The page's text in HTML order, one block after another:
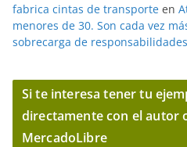
fabrica cintas de transporte en
menores de 30. Son cada vez
sobrecarga de
Si te interesa tener tu
directamente con el autor
MercadoLibre